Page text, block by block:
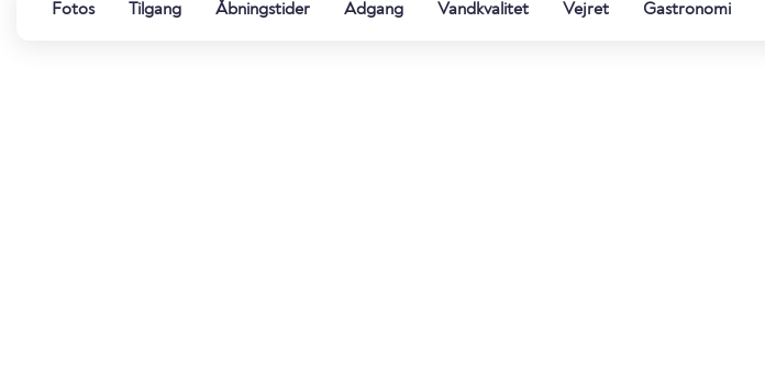
Fotos Tilgang Åbningstider Adgang Vandkvalitet Vejret Gastronomi